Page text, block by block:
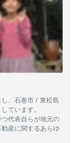
、石巻市 / 東松島
ています。
代表自らが地元の
産に関するあらゆ